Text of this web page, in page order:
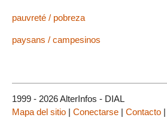
pauvreté / pobreza
paysans / campesinos
1999 - 2026 AlterInfos - DIAL
Mapa del sitio | Conectarse | Contacto |